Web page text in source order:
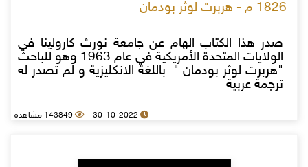
1826 م - هربرت لوثر بودمان
صدر هذا الكتاب الهام عن جامعة نورث كارولينا في
الولايات المتحدة الأمريكية في عام 1963 وهو للباحث
"هربرت لوثر بودمان " باللغة الانكليزية و لم تصدر له
ترجمة عربية
30-10-2022 143849 مشاهدة